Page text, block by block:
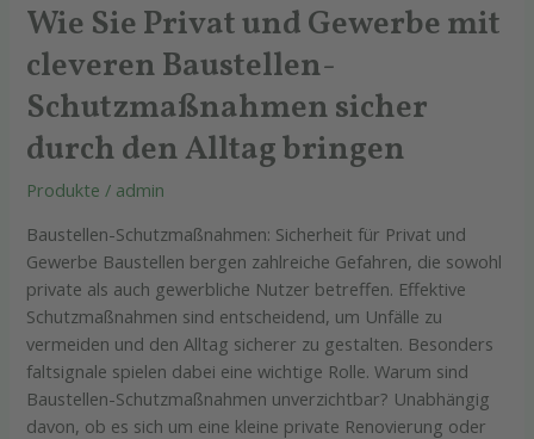
Wie Sie Privat und Gewerbe mit
cleveren Baustellen-
Schutzmaßnahmen sicher
durch den Alltag bringen
Produkte / admin
Baustellen-Schutzmaßnahmen: Sicherheit für Privat und
Gewerbe Baustellen bergen zahlreiche Gefahren, die sowohl
private als auch gewerbliche Nutzer betreffen. Effektive
Schutzmaßnahmen sind entscheidend, um Unfälle zu
vermeiden und den Alltag sicherer zu gestalten. Besonders
faltsignale spielen dabei eine wichtige Rolle. Warum sind
Baustellen-Schutzmaßnahmen unverzichtbar? Unabhängig
davon, ob es sich um eine kleine private Renovierung oder